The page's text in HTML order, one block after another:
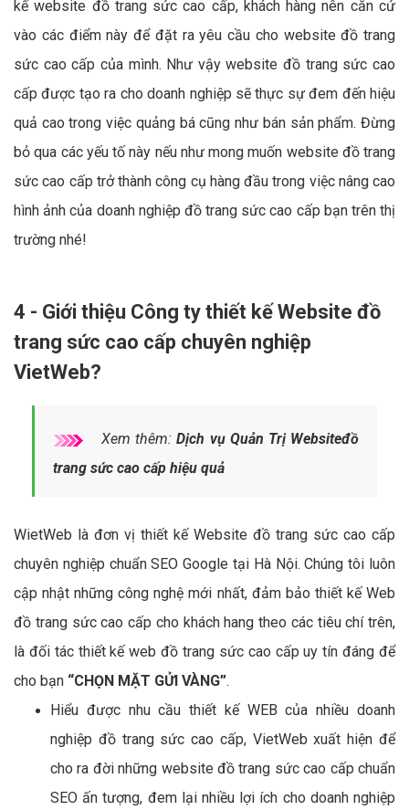
kế website đồ trang sức cao cấp, khách hàng nên căn cứ
vào các điểm này để đặt ra yêu cầu cho website đồ trang
sức cao cấp của mình. Như vậy website đồ trang sức cao
cấp được tạo ra cho doanh nghiệp sẽ thực sự đem đến hiệu
quả cao trong việc quảng bá cũng như bán sản phẩm. Đừng
bỏ qua các yếu tố này nếu như mong muốn website đồ trang
sức cao cấp trở thành công cụ hàng đầu trong việc nâng cao
hình ảnh của doanh nghiệp đồ trang sức cao cấp bạn trên thị
trường nhé!
4 - Giới thiệu Công ty thiết kế Website đồ
trang sức cao cấp chuyên nghiệp
VietWeb?
Xem thêm:Dịch vụ Quản Trị Websiteđồ
trang sức cao cấp hiệu quả
WietWeb là đơn vị thiết kế Website đồ trang sức cao cấp
chuyên nghiệp chuẩn SEO Google tại Hà Nội. Chúng tôi luôn
cập nhật những công nghệ mới nhất, đảm bảo thiết kế Web
đồ trang sức cao cấp cho khách hang theo các tiêu chí trên,
là đối tác thiết kế web đồ trang sức cao cấp uy tín đáng để
cho bạn “CHỌN MẶT GỬI VÀNG”.
Hiểu được nhu cầu thiết kế WEB của nhiều doanh
nghiệp đồ trang sức cao cấp, VietWeb xuất hiện để
cho ra đời những website đồ trang sức cao cấp chuẩn
SEO ấn tượng, đem lại nhiều lợi ích cho doanh nghiệp